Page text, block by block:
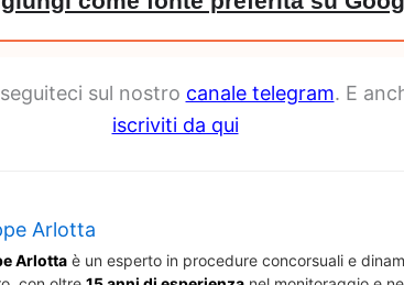
sul nostro canale telegram. E
iscriviti da qui
Arlotta
Arlotta è un esperto in procedure concorsuali e